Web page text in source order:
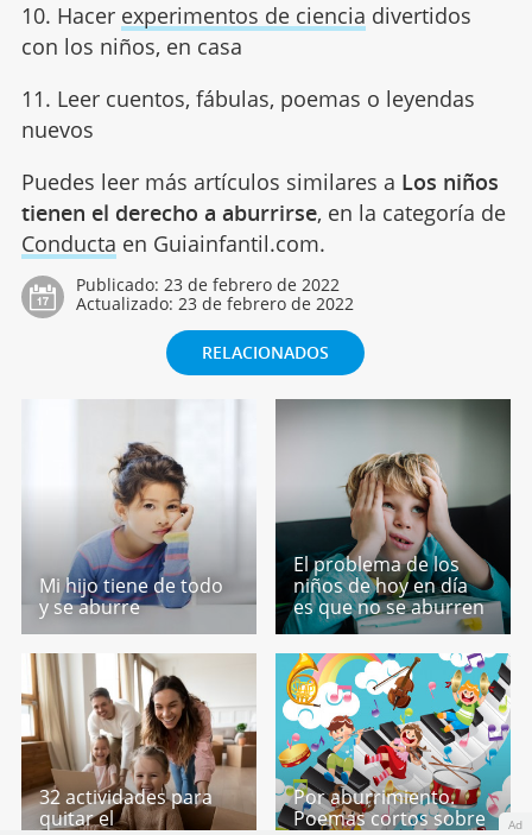
10. Hacer experimentos de ciencia divertidos
con los niños, en casa
11. Leer cuentos, fábulas, poemas o leyendas
nuevos
Puedes leer más artículos similares a Los niños
tienen el derecho a aburrirse, en la categoría de
Conducta en Guiainfantil.com.
Publicado: 23 de febrero de 2022
Actualizado: 23 de febrero de 2022
RELACIONADOS
Mi hijo tiene de todo
y se aburre
El problema de los
niños de hoy en día
es que no se aburren
32 actividades para
quitar el
Por aburrimiento.
Poemas cortos sobre
Ad